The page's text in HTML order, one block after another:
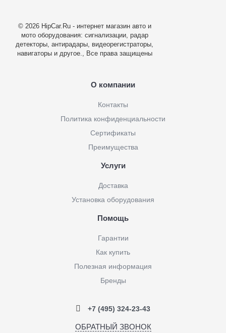
© 2026 HipCar.Ru - интернет магазин авто и
мото оборудования: сигнализации, радар
детекторы, антирадары, видеорегистраторы,
навигаторы и другое., Все права защищены
О компании
Контакты
Политика конфиденциальности
Сертификаты
Преимущества
Услуги
Доставка
Установка оборудования
Помощь
Гарантии
Как купить
Полезная информация
Бренды
+7 (495) 324-23-43
ОБРАТНЫЙ ЗВОНОК